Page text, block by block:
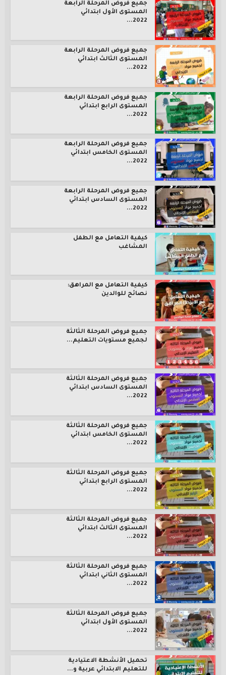
جميع فروض المرحلة الرابعة
المستوى الأول ابتدائي
2022...
جميع فروض المرحلة الرابعة
المستوى الثالث ابتدائي
2022...
جميع فروض المرحلة الرابعة
المستوى الرابع ابتدائي
2022...
جميع فروض المرحلة الرابعة
المستوى الخامس ابتدائي
2022...
جميع فروض المرحلة الرابعة
المستوى السادس ابتدائي
2022...
كيفية التعامل مع الطفل
المشاغب
كيفية التعامل مع المراهق:
نصائح للوالدين
جميع فروض المرحلة الثالثة
لجميع مستويات التعليم...
جميع فروض المرحلة الثالثة
المستوى السادس ابتدائي
2022...
جميع فروض المرحلة الثالثة
المستوى الخامس ابتدائي
2022...
جميع فروض المرحلة الثالثة
المستوى الرابع ابتدائي
2022...
جميع فروض المرحلة الثالثة
المستوى الثالث ابتدائي
2022...
جميع فروض المرحلة الثالثة
المستوى الثاني ابتدائي
2022...
جميع فروض المرحلة الثالثة
المستوى الأول ابتدائي
2022...
تحميل الأنشطة الاعتيادية
للتعليم الابتدائي عربية و...